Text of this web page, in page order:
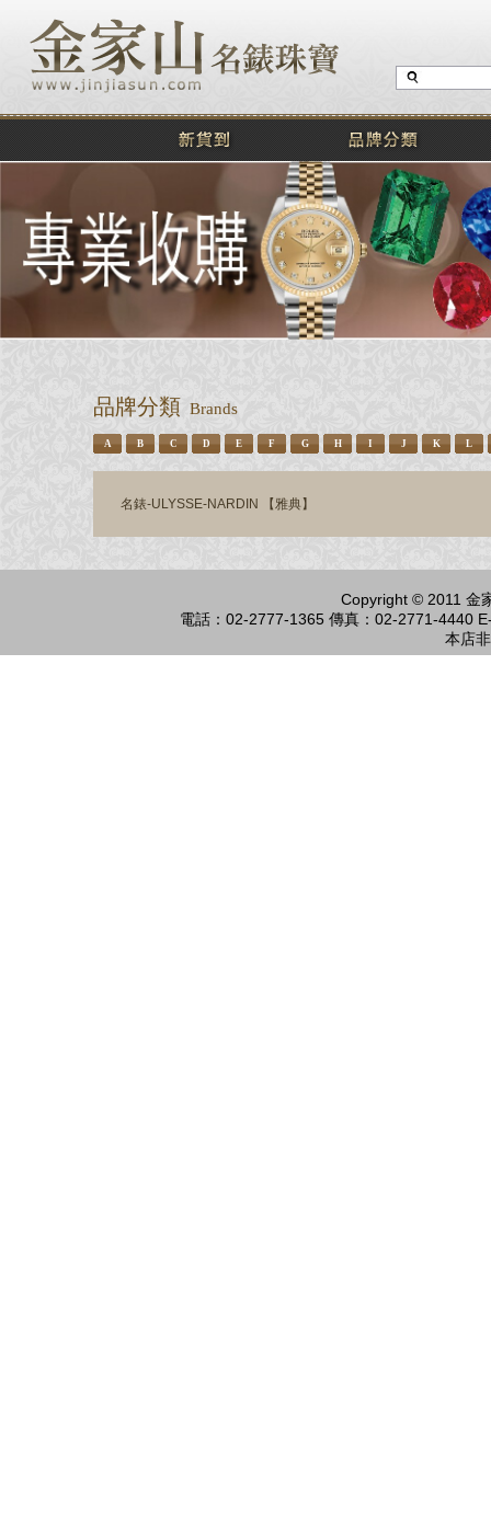
品牌分類 Brands
A B C D E F G H I J K L
名錶-ULYSSE-NARDIN 【雅典】
Copyright © 2011 金
電話：02-2777-1365 傳真：02-2771-4440
本店